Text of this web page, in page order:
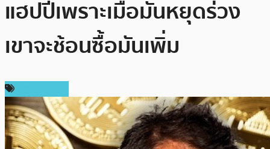
แฮปปี้เพราะเมื่อมันหยุดร่วง
เขาจะช้อนซื้อมันเพิ่ม